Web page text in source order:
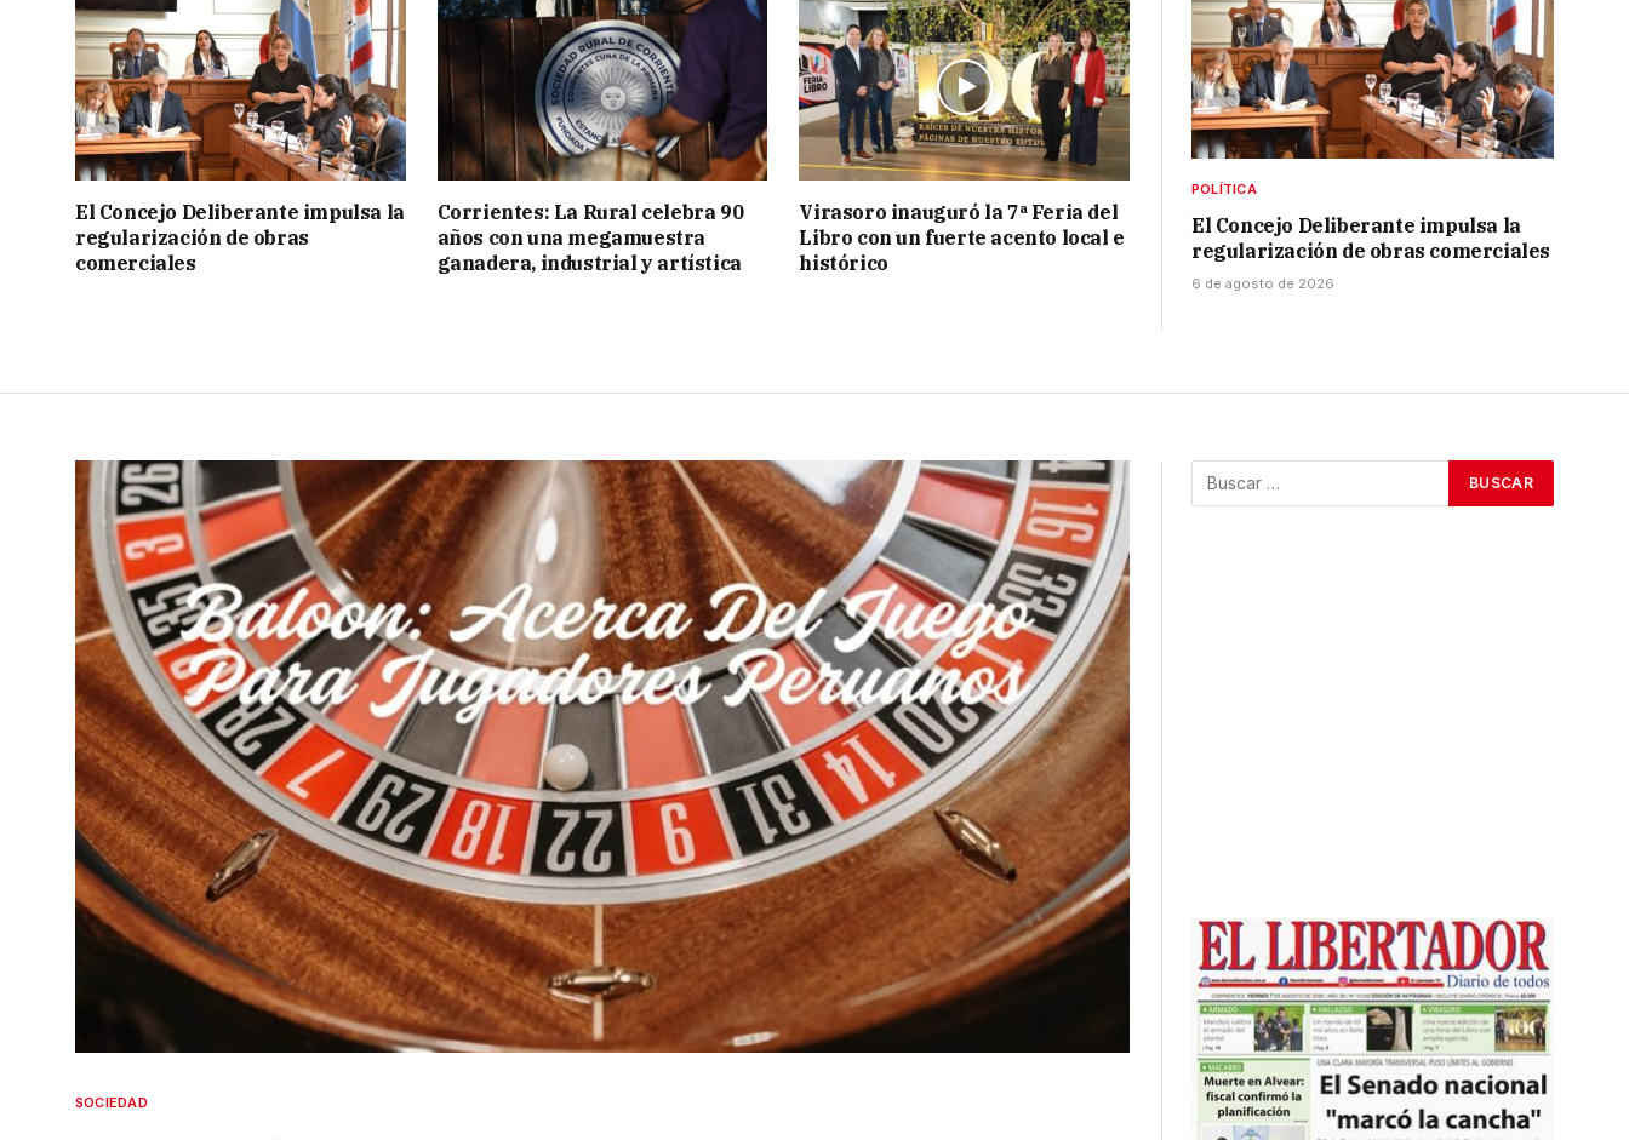
El Concejo Deliberante impulsa la
regularización de obras
comerciales
Corrientes: La Rural celebra 90
años con una megamuestra
ganadera, industrial y artística
Virasoro inauguró la 7ª Feria del
Libro con un fuerte acento local e
histórico
POLÍTICA
El Concejo Deliberante impulsa la
regularización de obras comerciales
6 de agosto de 2026
SOCIEDAD